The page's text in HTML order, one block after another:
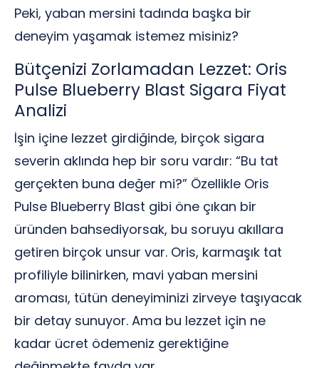
Peki, yaban mersini tadında başka bir
deneyim yaşamak istemez misiniz?
Bütçenizi Zorlamadan Lezzet: Oris
Pulse Blueberry Blast Sigara Fiyat
Analizi
İşin içine lezzet girdiğinde, birçok sigara
severin aklında hep bir soru vardır: “Bu tat
gerçekten buna değer mi?” Özellikle Oris
Pulse Blueberry Blast gibi öne çıkan bir
üründen bahsediyorsak, bu soruyu akıllara
getiren birçok unsur var. Oris, karmaşık tat
profiliyle bilinirken, mavi yaban mersini
aroması, tütün deneyiminizi zirveye taşıyacak
bir detay sunuyor. Ama bu lezzet için ne
kadar ücret ödemeniz gerektiğine